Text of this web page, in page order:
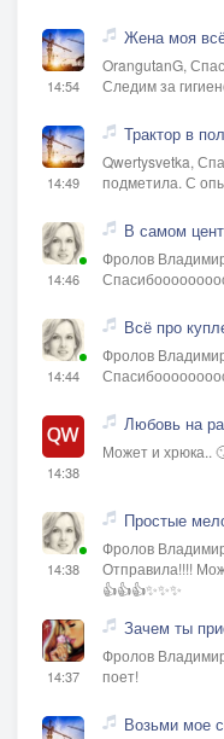
14:54
Жена моя
OrangutanG,
Следим за
14:49
Трактор в
Qwertysvetka,
подметила. С
14:46
В самом
Фролов
14:44
Всё про
Фролов
14:38
Любовь на
Может и хрюка..
14:38
Простые
Фролов
Отправила!!!!
👍👍👍✨✨✨
14:37
Зачем ты
Фролов
поет!
Возьми мое